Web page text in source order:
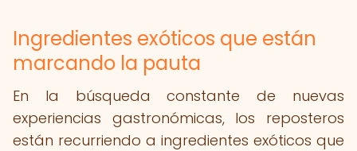
Ingredientes exóticos que están
marcando la pauta
En la búsqueda constante de nuevas
experiencias gastronómicas, los reposteros
están recurriendo a ingredientes exóticos que